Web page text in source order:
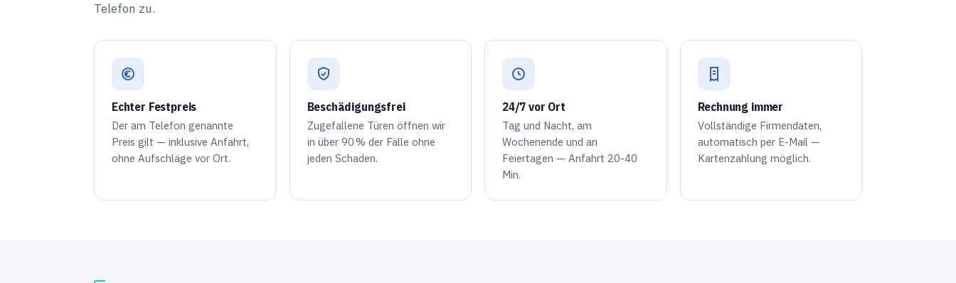
Telefon zu.
Echter Festpreis
Der am Telefon genannte
Preis gilt — inklusive Anfahrt,
ohne Aufschläge vor Ort.
Beschädigungsfrei
Zugefallene Türen öffnen wir
in über 90 % der Fälle ohne
jeden Schaden.
24/7 vor Ort
Tag und Nacht, am
Wochenende und an
Feiertagen — Anfahrt 20-40
Min.
Rechnung immer
Vollständige Firmendaten,
automatisch per E-Mail —
Kartenzahlung möglich.